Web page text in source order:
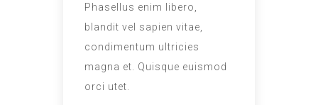
Phasellus enim libero,
blandit vel sapien vitae,
condimentum ultricies
magna et. Quisque euismod
orci utet.